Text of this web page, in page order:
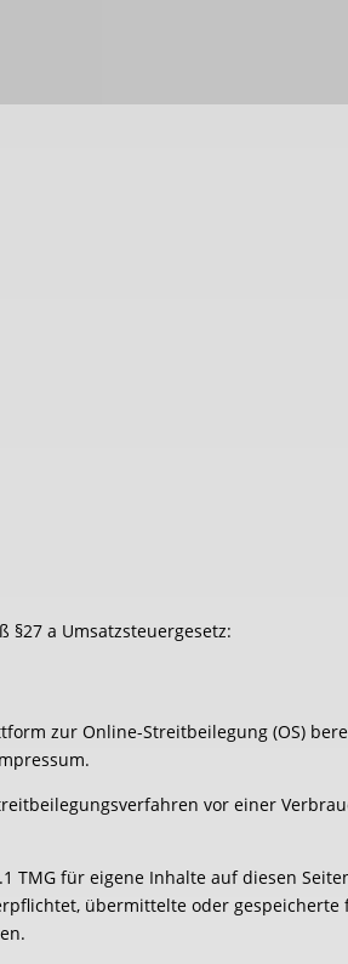
a Umsatzsteuergesetz:
zur Online-Streitbeilegung (OS)
vor einer
TMG für eigene Inhalte auf diesen
übermittelte oder